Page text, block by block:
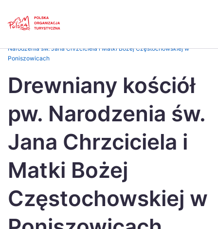
Polski
Česká
Español
Italiano
Nederlands
Português
Suomi
Україна
Narodzenia św. Jana Chrzciciela i Matki Bożej Częstochowskiej w
Poniszowicach
Drewniany kościół
pw. Narodzenia św.
Jana Chrzciciela i
Matki Bożej
Częstochowskiej w